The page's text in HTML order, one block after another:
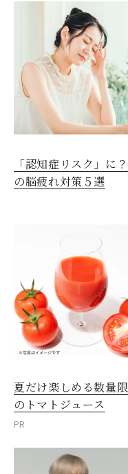
「認知症リスク」に
の脳疲れ対策５選
夏だけ楽しめる数量
のトマトジュース
PR